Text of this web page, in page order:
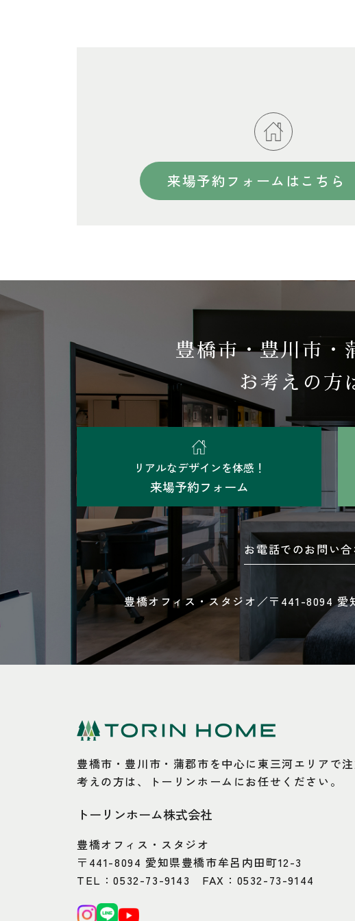
来場予約フォームはこちら
豊橋市・豊川市・
お考えの方
リアルなデザインを体感！
来場予約フォーム
お電話でのお問い
豊橋オフィス・スタジオ／〒441-8094
豊橋市・豊川市・蒲郡市を中心に東三河エリアで
考えの方は、トーリンホームにお任せください。
トーリンホーム株式会社
豊橋オフィス・スタジオ
〒441-8094 愛知県豊橋市牟呂内田町12-3
TEL：0532-73-9143 FAX：0532-73-9144